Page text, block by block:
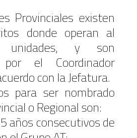
Provinciales existen
donde operan al
y son
por el Coordinador
con la Jefatura.
para ser nombrado
o Regional son:
años consecutivos de